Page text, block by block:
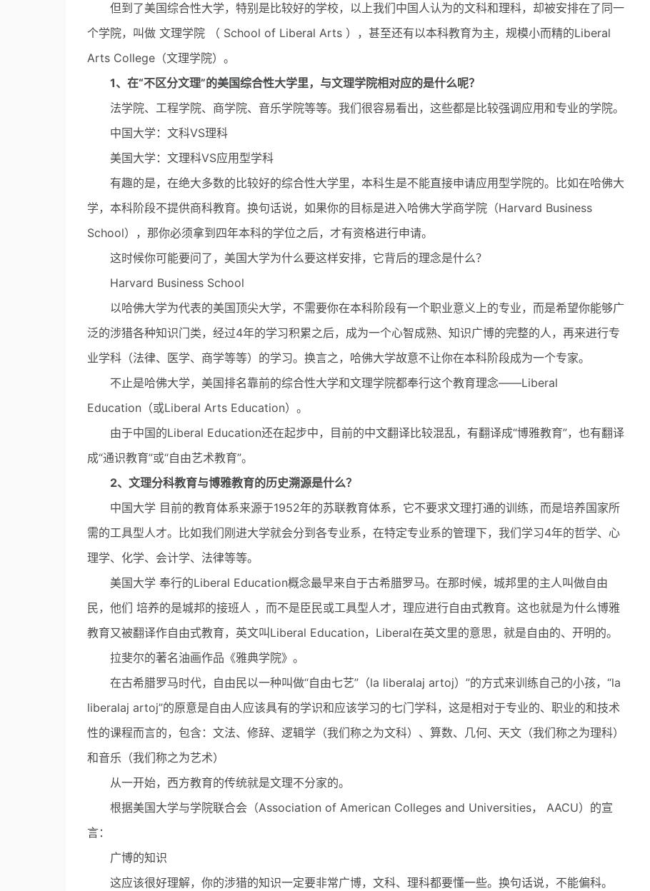
但到了美国综合性大学，特别是比较好的学校，以上我们中国人认为的文科和理科，却被安排在了同一
个学院，叫做 文理学院 （ School of Liberal Arts ），甚至还有以本科教育为主，规模小而精的Liberal
Arts College（文理学院）。
1、在“不区分文理”的美国综合性大学里，与文理学院相对应的是什么呢？
法学院、工程学院、商学院、音乐学院等等。我们很容易看出，这些都是比较强调应用和专业的学院。
中国大学：文科VS理科
美国大学：文理科VS应用型学科
有趣的是，在绝大多数的比较好的综合性大学里，本科生是不能直接申请应用型学院的。比如在哈佛大
学，本科阶段不提供商科教育。换句话说，如果你的目标是进入哈佛大学商学院（Harvard Business
School），那你必须拿到四年本科的学位之后，才有资格进行申请。
这时候你可能要问了，美国大学为什么要这样安排，它背后的理念是什么？
Harvard Business School
以哈佛大学为代表的美国顶尖大学，不需要你在本科阶段有一个职业意义上的专业，而是希望你能够广
泛的涉猎各种知识门类，经过4年的学习积累之后，成为一个心智成熟、知识广博的完整的人，再来进行专
业学科（法律、医学、商学等等）的学习。换言之，哈佛大学故意不让你在本科阶段成为一个专家。
不止是哈佛大学，美国排名靠前的综合性大学和文理学院都奉行这个教育理念——Liberal
Education（或Liberal Arts Education）。
由于中国的Liberal Education还在起步中，目前的中文翻译比较混乱，有翻译成“博雅教育”，也有翻译
成“通识教育”或“自由艺术教育”。
2、文理分科教育与博雅教育的历史溯源是什么？
中国大学 目前的教育体系来源于1952年的苏联教育体系，它不要求文理打通的训练，而是培养国家所
需的工具型人才。比如我们刚进大学就会分到各专业系，在特定专业系的管理下，我们学习4年的哲学、心
理学、化学、会计学、法律等等。
美国大学 奉行的Liberal Education概念最早来自于古希腊罗马。在那时候，城邦里的主人叫做自由
民，他们 培养的是城邦的接班人 ，而不是臣民或工具型人才，理应进行自由式教育。这也就是为什么博雅
教育又被翻译作自由式教育，英文叫Liberal Education，Liberal在英文里的意思，就是自由的、开明的。
拉斐尔的著名油画作品《雅典学院》。
在古希腊罗马时代，自由民以一种叫做“自由七艺”（la liberalaj artoj）”的方式来训练自己的小孩，“la
liberalaj artoj”的原意是自由人应该具有的学识和应该学习的七门学科，这是相对于专业的、职业的和技术
性的课程而言的，包含：文法、修辞、逻辑学（我们称之为文科）、算数、几何、天文（我们称之为理科）
和音乐（我们称之为艺术）
从一开始，西方教育的传统就是文理不分家的。
根据美国大学与学院联合会（Association of American Colleges and Universities， AACU）的宣
言：
广博的知识
这应该很好理解，你的涉猎的知识一定要非常广博，文科、理科都要懂一些。换句话说，不能偏科。